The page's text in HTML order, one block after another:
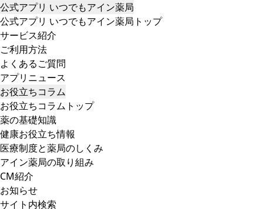
公式アプリ いつでもアイン薬局
公式アプリ いつでもアイン薬局トップ
サービス紹介
ご利用方法
よくあるご質問
アプリニュース
お役立ちコラム
お役立ちコラムトップ
薬の基礎知識
健康お役立ち情報
医療制度と薬局のしくみ
アイン薬局の取り組み
CM紹介
お知らせ
サイト内検索